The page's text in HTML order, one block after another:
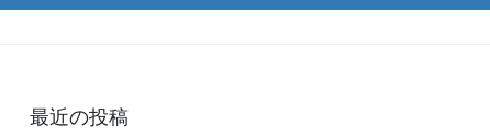
最近の投稿